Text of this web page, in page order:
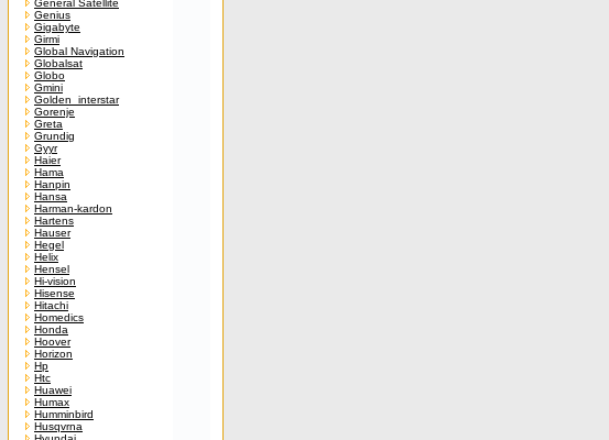
General Satellite
Genius
Gigabyte
Girmi
Global Navigation
Globalsat
Globo
Gmini
Golden_interstar
Gorenje
Greta
Grundig
Gyyr
Haier
Hama
Hanpin
Hansa
Harman-kardon
Hartens
Hauser
Hegel
Helix
Hensel
Hi-vision
Hisense
Hitachi
Homedics
Honda
Hoover
Horizon
Hp
Htc
Huawei
Humax
Humminbird
Husqvrna